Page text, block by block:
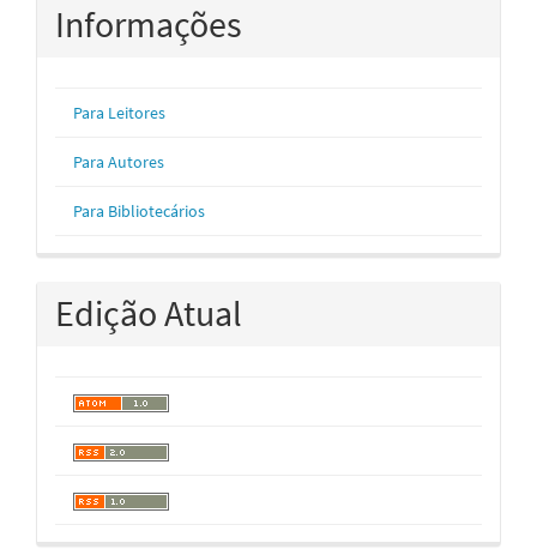
Informações
Para Leitores
Para Autores
Para Bibliotecários
Edição Atual